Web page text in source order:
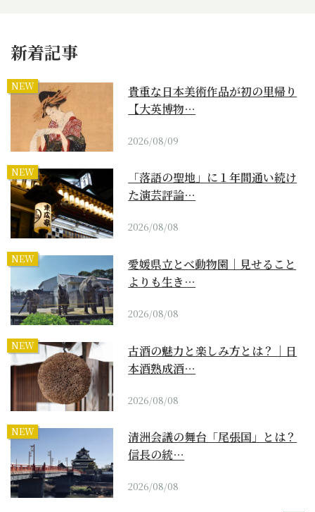
新着記事
NEW
貴重な日本美術作品が初の里帰り
【大英博物…
2026/08/09
NEW
「落語の聖地」に１年間通い続け
た演芸評論…
2026/08/08
NEW
愛媛県立とべ動物園｜見せること
よりも生き…
2026/08/08
NEW
古酒の魅力と楽しみ方とは？｜日
本酒熟成酒…
2026/08/08
NEW
清洲会議の舞台「尾張国」とは？
信長の統…
2026/08/08